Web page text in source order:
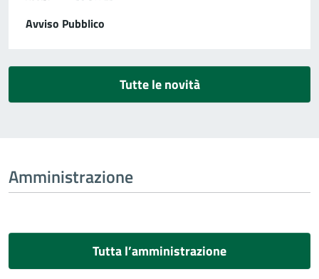
Avviso Pubblico
Tutte le novità
Amministrazione
Tutta l’amministrazione